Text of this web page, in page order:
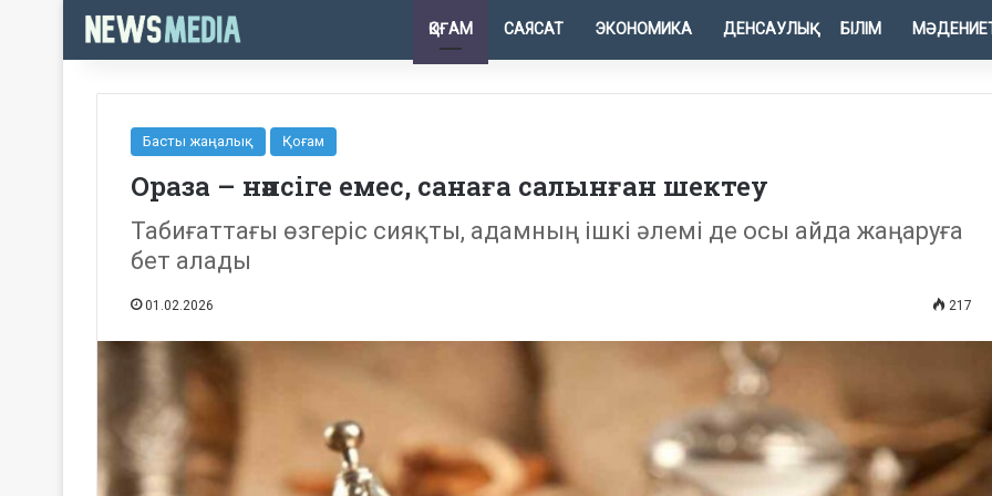
ҚОҒАМ САЯСАТ ЭКОНОМИКА ДЕНСАУЛЫҚ БІЛІМ
Басты жаңалық Қоғам
Ораза – нәпсіге емес, санаға салынған шектеу
Табиғаттағы өзгеріс сияқты, адамның ішкі әлемі де осы айда жаңаруға
бет алады
01.02.2026 217